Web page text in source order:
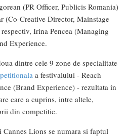
(PR Officer, Publicis Romania)
(Co-Creative Director, Mainstage
Irina Pencea (Managing
Experience.
dintre cele 9 zone de specialitate
a festivalului - Reach
(Brand Experience) - rezultata in
care a cuprins, intre altele,
din competitie.
Lions se numara si faptul